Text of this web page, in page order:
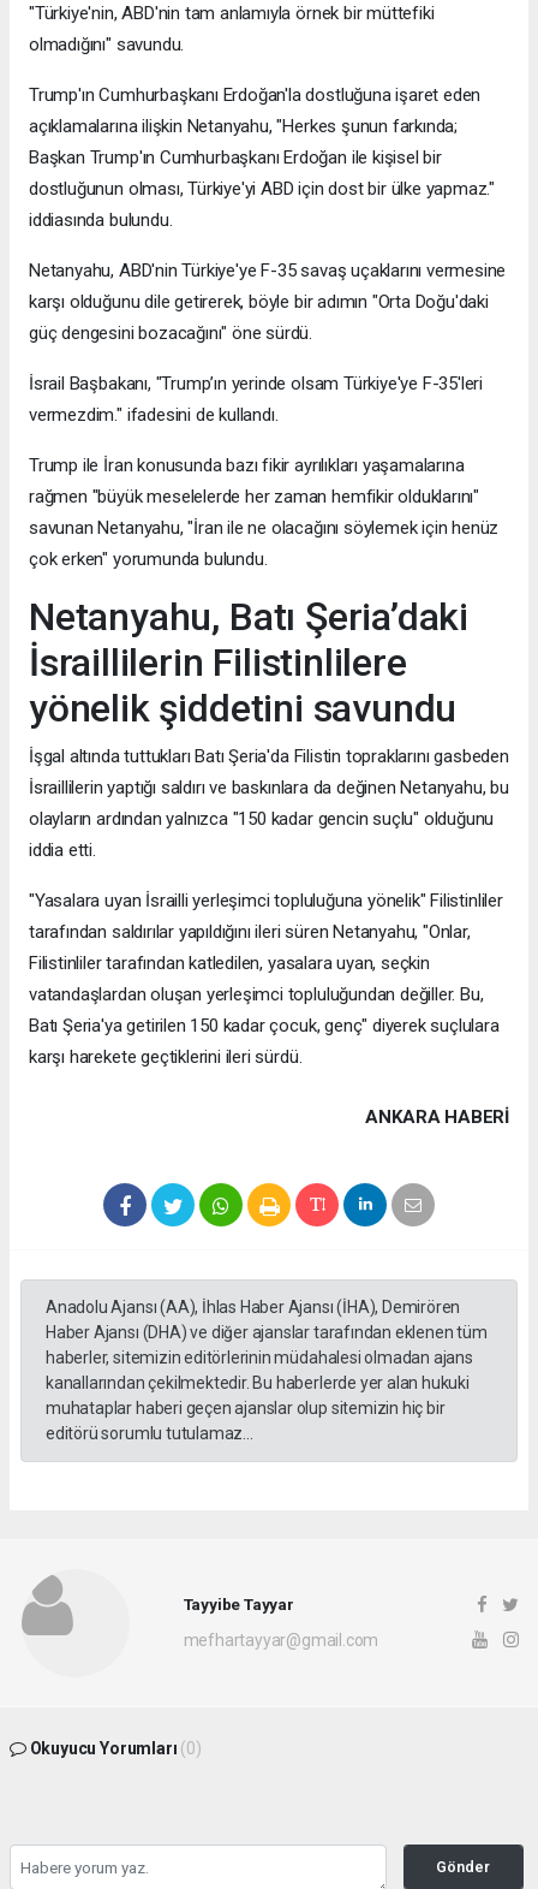
"Türkiye'nin, ABD'nin tam anlamıyla örnek bir müttefiki
olmadığını" savundu.
Trump'ın Cumhurbaşkanı Erdoğan'la dostluğuna işaret eden
açıklamalarına ilişkin Netanyahu, "Herkes şunun farkında;
Başkan Trump'ın Cumhurbaşkanı Erdoğan ile kişisel bir
dostluğunun olması, Türkiye'yi ABD için dost bir ülke yapmaz."
iddiasında bulundu.
Netanyahu, ABD'nin Türkiye'ye F-35 savaş uçaklarını vermesine
karşı olduğunu dile getirerek, böyle bir adımın "Orta Doğu'daki
güç dengesini bozacağını" öne sürdü.
İsrail Başbakanı, "Trump’ın yerinde olsam Türkiye'ye F-35'leri
vermezdim." ifadesini de kullandı.
Trump ile İran konusunda bazı fikir ayrılıkları yaşamalarına
rağmen "büyük meselelerde her zaman hemfikir olduklarını"
savunan Netanyahu, "İran ile ne olacağını söylemek için henüz
çok erken" yorumunda bulundu.
Netanyahu, Batı Şeria’daki
İsraillilerin Filistinlilere
yönelik şiddetini savundu
İşgal altında tuttukları Batı Şeria'da Filistin topraklarını gasbeden
İsraillilerin yaptığı saldırı ve baskınlara da değinen Netanyahu, bu
olayların ardından yalnızca "150 kadar gencin suçlu" olduğunu
iddia etti.
"Yasalara uyan İsrailli yerleşimci topluluğuna yönelik" Filistinliler
tarafından saldırılar yapıldığını ileri süren Netanyahu, "Onlar,
Filistinliler tarafından katledilen, yasalara uyan, seçkin
vatandaşlardan oluşan yerleşimci topluluğundan değiller. Bu,
Batı Şeria'ya getirilen 150 kadar çocuk, genç" diyerek suçlulara
karşı harekete geçtiklerini ileri sürdü.
ANKARA HABERİ
Anadolu Ajansı (AA), İhlas Haber Ajansı (İHA), Demirören
Haber Ajansı (DHA) ve diğer ajanslar tarafından eklenen tüm
haberler, sitemizin editörlerinin müdahalesi olmadan ajans
kanallarından çekilmektedir. Bu haberlerde yer alan hukuki
muhataplar haberi geçen ajanslar olup sitemizin hiç bir
editörü sorumlu tutulamaz...
Tayyibe Tayyar
mefhartayyar@gmail.com
Okuyucu Yorumları (0)
Gönder